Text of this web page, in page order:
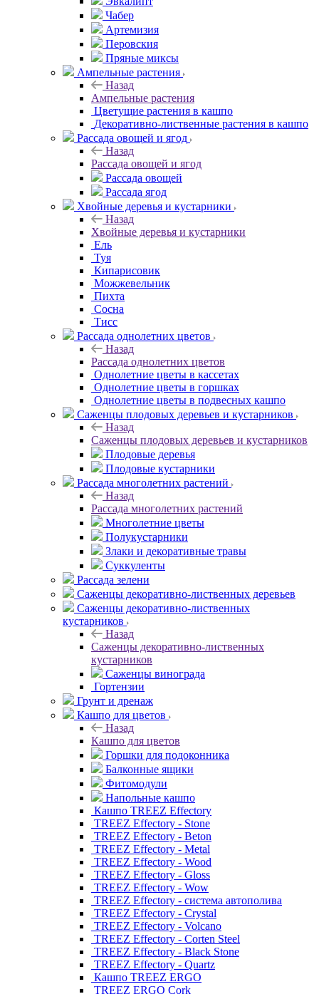
Чабер
Артемизия
Перовския
Пряные миксы
Ампельные растения
Назад
Ампельные растения
Цветущие растения в кашпо
Декоративно-лиственные растения в кашпо
Рассада овощей и ягод
Назад
Рассада овощей и ягод
Рассада овощей
Рассада ягод
Хвойные деревья и кустарники
Назад
Хвойные деревья и кустарники
Ель
Туя
Кипарисовик
Можжевельник
Пихта
Сосна
Тисc
Рассада однолетних цветов
Назад
Рассада однолетних цветов
Однолетние цветы в кассетах
Однолетние цветы в горшках
Однолетние цветы в подвесных кашпо
Саженцы плодовых деревьев и кустарников
Назад
Саженцы плодовых деревьев и кустарников
Плодовые деревья
Плодовые кустарники
Рассада многолетних растений
Назад
Рассада многолетних растений
Многолетние цветы
Полукустарники
Злаки и декоративные травы
Суккуленты
Рассада зелени
Саженцы декоративно-лиственных деревьев
Саженцы декоративно-лиственных
кустарников
Назад
Саженцы декоративно-лиственных
кустарников
Саженцы винограда
Гортензии
Грунт и дренаж
Кашпо для цветов
Назад
Кашпо для цветов
Горшки для подоконника
Балконные ящики
Фитомодули
Напольные кашпо
Кашпо TREEZ Effectory
TREEZ Effectory - Stone
TREEZ Effectory - Beton
TREEZ Effectory - Metal
TREEZ Effectory - Wood
TREEZ Effectory - Gloss
TREEZ Effectory - Wow
TREEZ Effectory - система автополива
TREEZ Effectory - Crystal
TREEZ Effectory - Volcano
TREEZ Effectory - Corten Steel
TREEZ Effectory - Black Stone
TREEZ Effectory - Quartz
Кашпо TREEZ ERGO
TREEZ ERGO Cork